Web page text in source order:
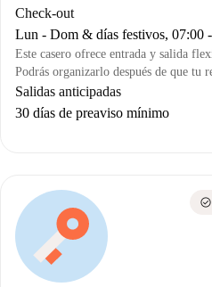
Check-out
Lun - Dom & días festivos, 07:00
Este casero ofrece entrada y salida
Podrás organizarlo después de que tu
Salidas anticipadas
30 días de preaviso mínimo
check_circle